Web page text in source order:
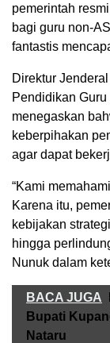
pemerintah
bagi guru non-
fantastis
Direktur
Pendidikan
menegaskan
keberpihakan
agar dapat
“Kami
Karena itu,
kebijakan
hingga
Nunuk dalam
BACA JUGA
Bupati
Nataru